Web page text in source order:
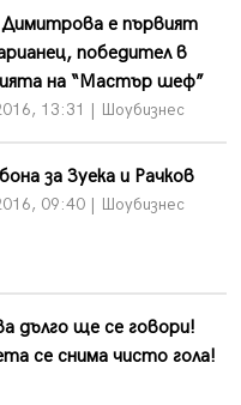
е първият
победител в
на “Мастър шеф”
13:31 | Шоубизнес
за Зуека и Рачков
09:40 | Шоубизнес
дълго ще се говори!
се снима чисто гола!